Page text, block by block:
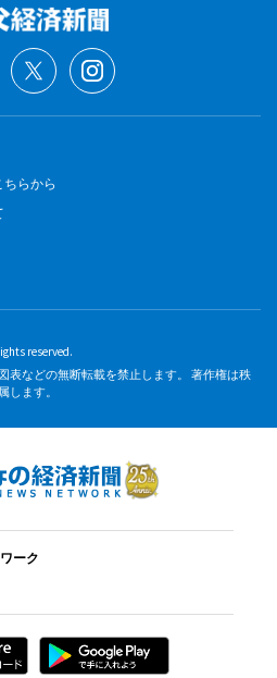
らから
reserved.
表などの無断転載を禁止します。 著作権は秩
します。
ーク